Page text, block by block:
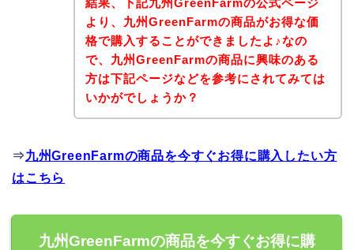
結果、下記九州GreenFarmの公式ページ
より、九州GreenFarmの商品がお得な価
格で購入することができましたよ♪なの
で、九州GreenFarmの商品に興味のある
方は下記ページなどを参考にされてみては
いかがでしょうか？
⇒九州GreenFarmの商品を今すぐお得に購入したい方
はこちら
九州GreenFarmの商品を今すぐお得に購